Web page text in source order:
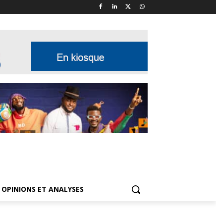
OPINIONS ET ANALYSES